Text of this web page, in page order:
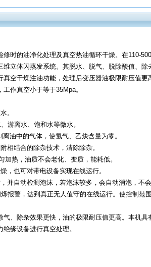
时的油净化处理及真空热油循环干燥。在110-
立体闪蒸发系统。其脱水、脱气、脱除酸值、除
空干燥注油功能，处理后变压器油极限耐压值更
作真空小于等于35Mpa。
。
游离水、饱和水等微水。
油中的气体，使氢气、乙炔含量为零。
相结合的除杂技术，清除除杂。
热，油质不会老化、变质，能耗低。
，也可对带电设备实现在线运行。
并自动检测泡沫，若泡沫较多，会自动消泡，不
报警，达到真正无人值守的在线运行。使控制范
、除杂效果更快，油的极限耐压值更高。本机具
缘设备进行真空处理。